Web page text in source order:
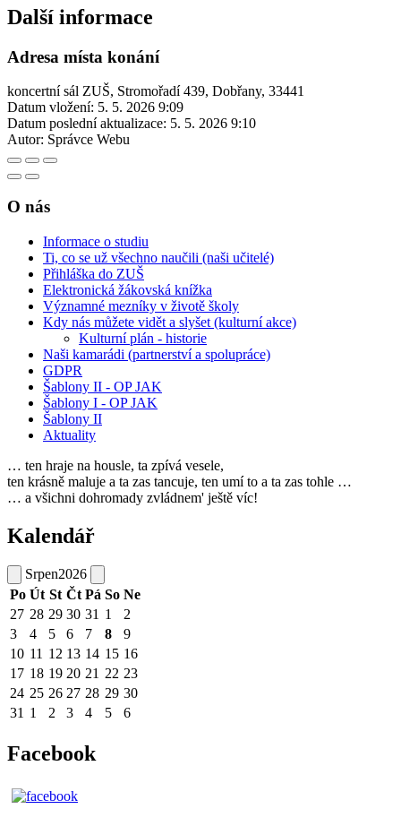
Další informace
Adresa místa konání
koncertní sál ZUŠ, Stromořadí 439, Dobřany, 33441
Datum vložení: 5. 5. 2026 9:09
Datum poslední aktualizace: 5. 5. 2026 9:10
Autor: Správce Webu
O nás
Informace o studiu
Ti, co se už všechno naučili (naši učitelé)
Přihláška do ZUŠ
Elektronická žákovská knížka
Významné mezníky v životě školy
Kdy nás můžete vidět a slyšet (kulturní akce)
Kulturní plán - historie
Naši kamarádi (partnerství a spolupráce)
GDPR
Šablony II - OP JAK
Šablony I - OP JAK
Šablony II
Aktuality
… ten hraje na housle, ta zpívá vesele,
ten krásně maluje a ta zas tancuje, ten umí to a ta zas tohle …
… a všichni dohromady zvládnem' ještě víc!
Kalendář
Srpen2026
Po Út St Čt Pá So Ne
27 28 29 30 31 1
2
3
4 5 6 7 8
9
10 11 12 13 14 15 16
17 18 19 20 21 22 23
24 25 26 27 28 29 30
31 1 2 3 4 5 6
Facebook